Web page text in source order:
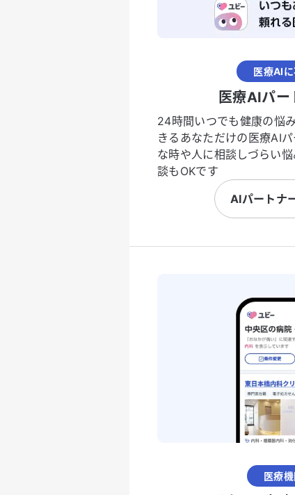
医療AI
医療AIパー
24時間いつでも健康の悩
きるあなただけの医療AI
な時や人に相談しづらい
談もOKです
AIパートナ
医療